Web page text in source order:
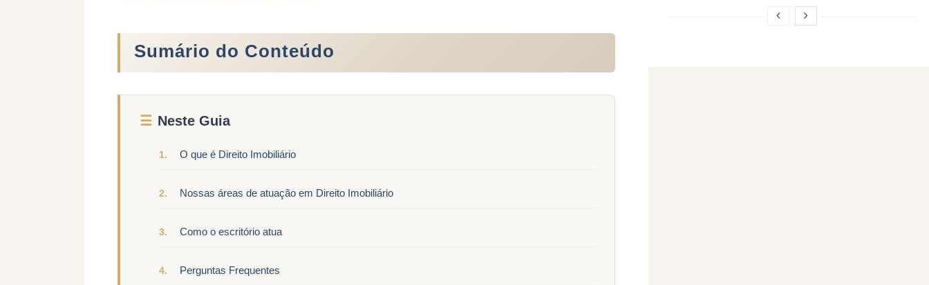
Sumário do Conteúdo
Neste Guia
O que é Direito Imobiliário
Nossas áreas de atuação em Direito Imobiliário
Como o escritório atua
Perguntas Frequentes